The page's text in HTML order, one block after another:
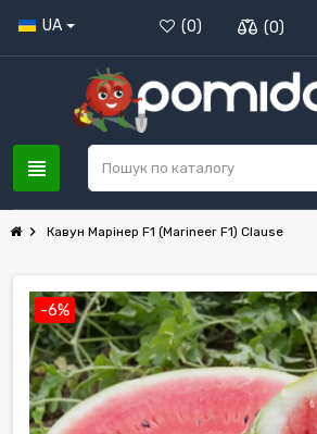
UA (0) (0)
view_headline
chevron_right Кавун Марінер F1 (Marineer F1) Clause
-6%